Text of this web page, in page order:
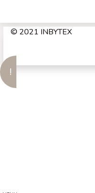
© 2021 INBYTEX